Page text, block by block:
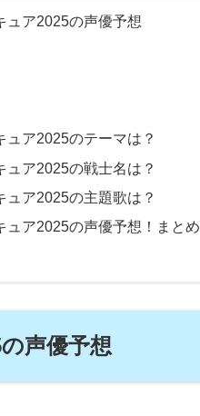
ュア2025の声優予想
ア2025のテーマは？
ア2025の戦士名は？
ア2025の主題歌は？
ュア2025の声優予想！まとめ
声優予想